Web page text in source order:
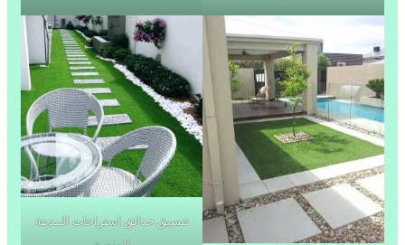
تنسيق حدائق استراحات المدينة